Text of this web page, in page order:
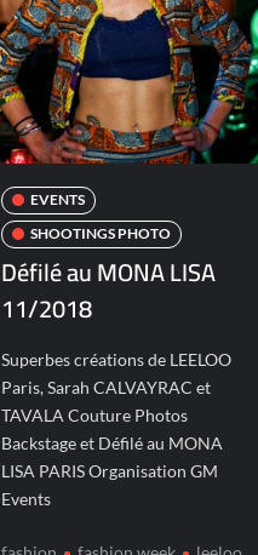
EVENTS
SHOOTINGS PHOTO
Défilé au MONA LISA
11/2018
Superbes créations de LEELOO
Paris, Sarah CALVAYRAC et
TAVALA Couture Photos
Backstage et Défilé au MONA
LISA PARIS Organisation GM
Events